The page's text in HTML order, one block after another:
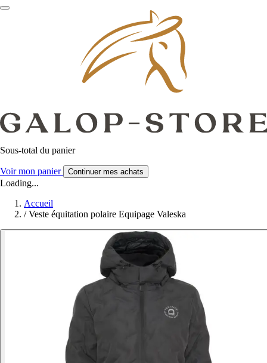
Sous-total du panier
Voir mon panier Continuer mes achats
Loading...
Accueil
/ Veste équitation polaire Equipage Valeska